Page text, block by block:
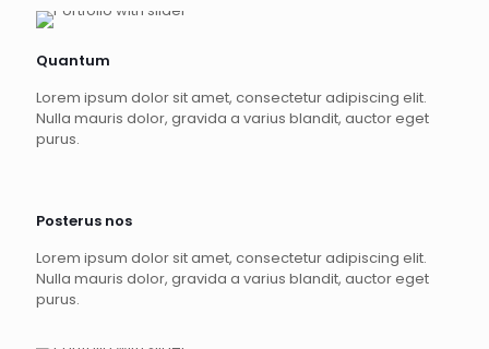
Quantum
Lorem ipsum dolor sit amet, consectetur adipiscing elit.
Nulla mauris dolor, gravida a varius blandit, auctor eget
purus.
Posterus nos
Lorem ipsum dolor sit amet, consectetur adipiscing elit.
Nulla mauris dolor, gravida a varius blandit, auctor eget
purus.